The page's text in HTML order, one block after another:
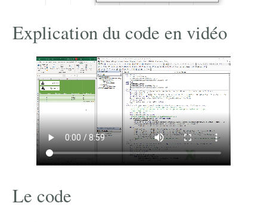
Explication du code en vidéo
Le code